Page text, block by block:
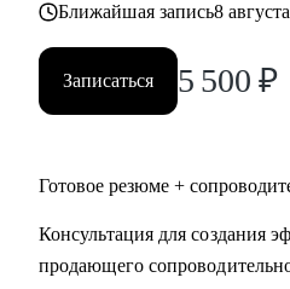
Ближайшая запись8
Записаться 5 500 ₽
Готовое резюме +
Консультация для создания
продающего